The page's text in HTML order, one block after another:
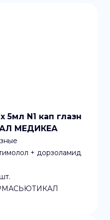
5мл N1 кап глазн
МЕДИКЕА
+ дорзоламид